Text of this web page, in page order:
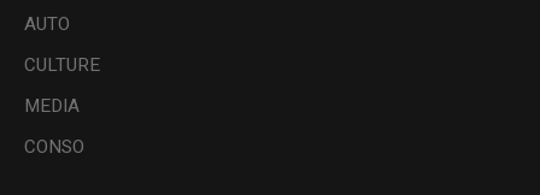
AUTO
CULTURE
MEDIA
CONSO